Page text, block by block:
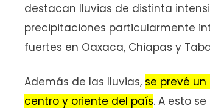
destacan lluvias de distinta
precipitaciones particularmente
fuertes en Oaxaca, Chiapas y
Además de las lluvias, se prevé
centro y oriente del país. A esto